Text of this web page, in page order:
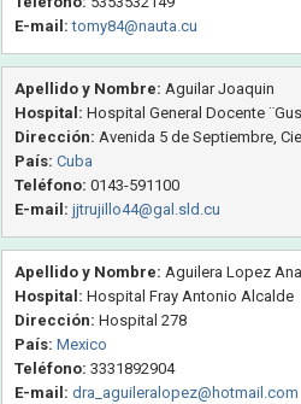
E-mail:tomy84@nauta.cu
Apellido y Nombre: Aguilar Joaquin
Hospital: Hospital General Docente
Dirección: Avenida 5 de Septiembre,
País: Cuba
Teléfono: 0143-591100
E-mail: jjtrujillo44@gal.sld.cu
Apellido y Nombre: Aguilera Lopez
Hospital: Hospital Fray Antonio Alcalde
Dirección: Hospital 278
País: Mexico
Teléfono: 3331892904
E-mail: dra_aguileralopez@hotmail.com